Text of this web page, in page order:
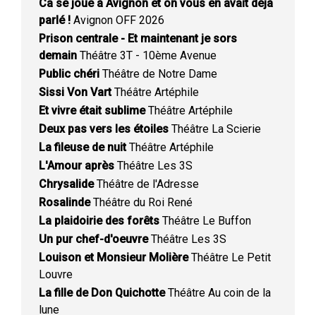
Ca se joue à Avignon et on vous en avait déjà
parlé ! Avignon OFF 2026
Prison centrale - Et maintenant je sors
demain Théâtre 3T - 10ème Avenue
Public chéri Théâtre de Notre Dame
Sissi Von VartThéâtre Artéphile
Et vivre était sublimeThéâtre Artéphile
Deux pas vers les étoiles Théâtre La Scierie
La fileuse de nuitThéâtre Artéphile
L'Amour après Théâtre Les 3S
ChrysalideThéâtre de l'Adresse
RosalindeThéâtre du Roi René
La plaidoirie des forêts Théâtre Le Buffon
Un pur chef-d'oeuvreThéâtre Les 3S
Louison et Monsieur MolièreThéâtre Le Petit
Louvre
La fille de Don QuichotteThéâtre Au coin de la
lune